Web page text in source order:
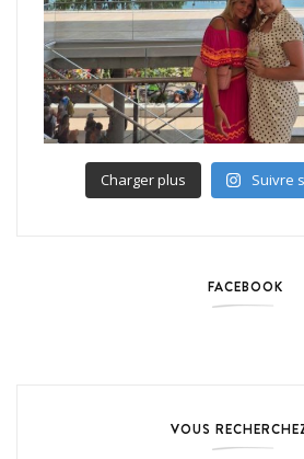
Charger plus Suivre
FACEBOOK
VOUS